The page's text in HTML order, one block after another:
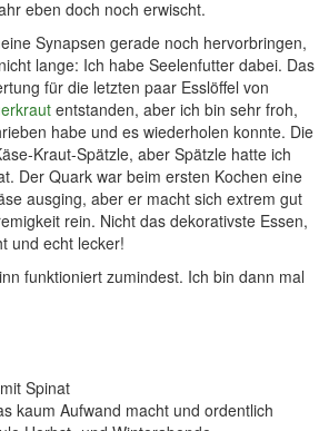
eben doch noch erwischt.
Synapsen gerade noch hervorbringen,
lange: Ich habe Seelenfutter dabei. Das
für die letzten paar Esslöffel von
entstanden, aber ich bin sehr froh,
habe und es wiederholen konnte. Die
Kraut-Spätzle, aber Spätzle hatte ich
Der Quark war beim ersten Kochen eine
ausging, aber er macht sich extrem gut
rein. Nicht das dekorativste Essen,
und echt lecker!
funktioniert zumindest. Ich bin dann mal
Spinat
kaum Aufwand macht und ordentlich